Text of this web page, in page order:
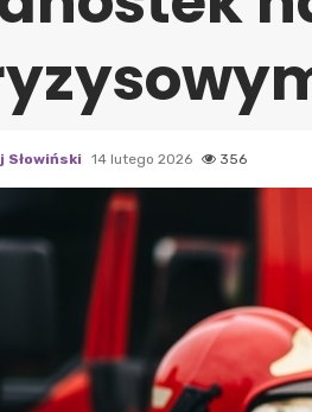
Słowiński 14 lutego 2026 356